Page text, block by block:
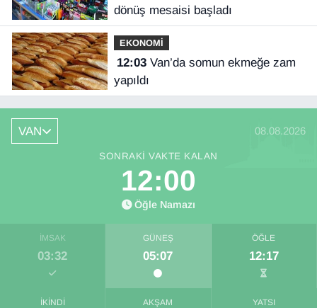
dönüş mesaisi başladı
EKONOMİ
12:03Van’da somun ekmeğe zam
yapıldı
VAN 08.08.2026
SONRAKI VAKTE KALAN
11:59
Öğle Namazı
İMSAK
03:32
GÜNEŞ
05:07
ÖĞLE
12:17
İKINDI AKŞAM YATSI